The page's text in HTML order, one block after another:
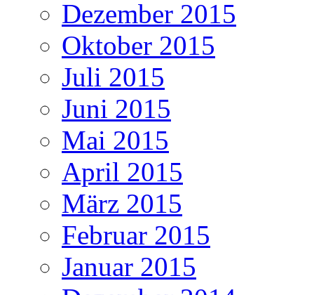
Dezember 2015
Oktober 2015
Juli 2015
Juni 2015
Mai 2015
April 2015
März 2015
Februar 2015
Januar 2015